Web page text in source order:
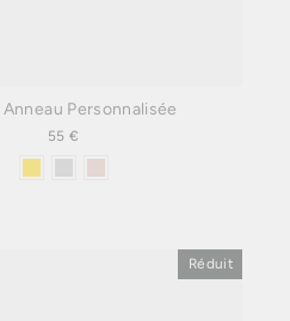
Anneau Personnalisée
55 €
Réduit